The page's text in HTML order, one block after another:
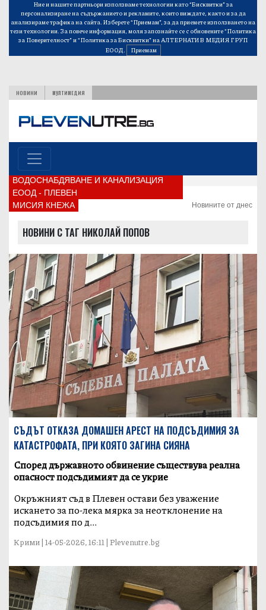
Ние и нашите партньори използваме технологии като “Бисквитки” за
персонализиране на съдържанието и рекламите, които виждате, както и за да
анализираме трафика на сайта. Изберете “Приемам”, за да приемете използването на
тези технологии. За повече информация, моля запознайте се с обновените“Политика
за Поверителност”и“Политика за Бисквитки”на АЛТЕРНАТИВ МЕДИЯ ГРУП
ЕООД.
Приемам
НОВИНИ МУЛТИМЕДИЯ
ВОДОСНАБДЯВАНЕ И КАНАЛИЗАЦИЯ
ЕООД - ПЛЕВЕН
МИСИЯ КНЕЖА
Новините от днес
НОВИНИ С ТАГ НИКОЛАЙ ПОПОВ
СЪДЪТ ОТКАЗА ДОМАШЕН АРЕСТ НА ПОДСЪДИМИЯ ЗА
КАТАСТРОФАТА, ПРИ КОЯТО ЗАГИНА СИЯНА
Според държавното обвинение съществува реална
опасност подсъдимият да се укрие
Окръжният съд в Плевен остави без уважение
искането за по-лека мярка за неотклонение на
подсъдимия по д...
Крими | 14-05-2026, 16:11 | Plevenutre.bg